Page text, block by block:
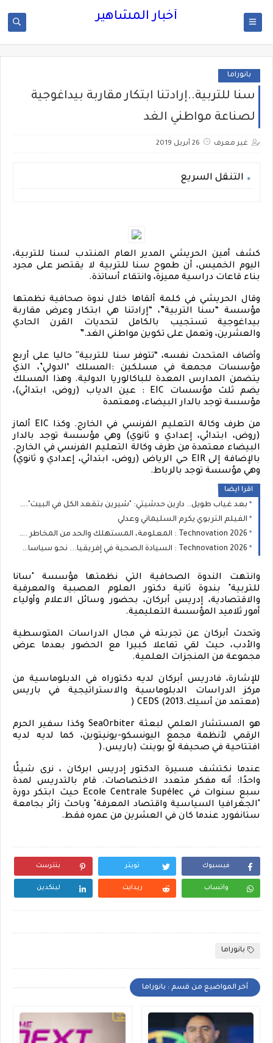
أخبار المشاهير
بانوراما
سنا للتربية..إرادتنا ابتكار مقاربة بيداغوجية
لصناعة مواطني الغد
غير معرف 26 أبريل 2019
التنقل السريع
كشف أمين الحريشي المدير العام المنتدب لسنا للتربية،
اليوم الخميس، أن طموح سنا للتربية لا يقتصر على مجرد
بناء قاعات دراسية مميزة، وانتقاء أساتذة.
وقال الحريشي في كلمة ألقاها خلال ندوة صحافية نظمتها
مؤسسة “سنا التربية”، “إرادتنا هي ابتكار وعرض مقاربة
بيداغوجية تستجيب بالكامل لتحديات القرن الحادي
والعشرين، وتعمل على تكوين مواطني الغد”.
وأضاف المتحدث نفسه، “تتوفر سنا للتربية'' حاليا على أربع
مؤسسات مجمعة في مسلكين :المسلك ‘الدولي’، الذي
يتضمن المدارس المعدة للباكالوريا الدولية. وهذا المسلك
يضم ثلث مؤسسات : EIC عين الدياب (روض، ابتدائي)،
مؤسسة توجد بالدار البيضاء، ومعتمدة
من طرف وكالة التعليم الفرنسي في الخارج. وكذا EIC
ألماز
(روض، ابتدائي، إعدادي و ثانوي) وهي مؤسسة توجد بالدار
البيضاء معتمدة من طرف وكالة التعليم الفرنسي في الخارج.
بالإضافة إلىEIR حي الرياض (روض، ابتدائي، إعدادي و ثانوي)
وهي مؤسسة توجد بالرباط.
اقرا ايضا
بعد غياب طويل.. دارين حدشيتي: "شيرين بتقعد الكل في البيت".. وفضل شاكر يستحق البراءة
الفيلم التربوي يكرم السليماني وعدلي
Technovation 2026 : المعلومة، المستهلك والحد من المخاطر ... المواطن في صلب السياسات الصحية
Technovation 2026 : السيادة الصحية في إفريقيا... نحو سياسات صحية تستجيب لخصوصيات القارة
وانتهت الندوة الصحافية التي نظمتها مؤسسة "سانا
للتربية" بندوة ثانية دكتور العلوم العصبية والمعرفية
والاقتصادية، إدريس أبركان، بحضور وسائل الاعلام وأولياء
أمور ثلاميد المؤسسة التعليمية.
وتحدث أبركان عن تجربته في مجال الدراسات المتوسطية
والأدب، حيث لقي تفاعلا كبيرا مع الحضور بعدما عرض
مجموعة من المنجزات العلمية.
للإشارة، فادريس أبركان لديه دكتوراه في الدبلوماسية من
مركز الدراسات الدبلوماسية والاستراتيجية في باريس
(معتمد من أسيك) CEDS (2013.
هو المستشار العلمي لبعثة SeaOrbiter وكذا سفير الحرم
الرقمي لأنظمة مجمع اليونسكو-يونيتوين، كما لديه لديه
افتتاحية في صحيفة لو بوينت (باريس).
عندما نكتشف مسيرة الدكتور إدريس ابركان ، نرى شيئًا
واحدًا: أنه مفكر متعدد الاختصاصات. قام بالتدريس لمدة
سبع سنوات في Ecole Centrale Supélecحيث ابتكر دورة
"الجغرافيا السياسية واقتصاد المعرفة" وباحث زائر بجامعة
ستانفورد عندما كان في العشرين من عمره فقط.
فيسبوك تويتر بنترست
واتساب ريدايت لينكدين
بانوراما
أخر المواضيع من قسم : بانوراما